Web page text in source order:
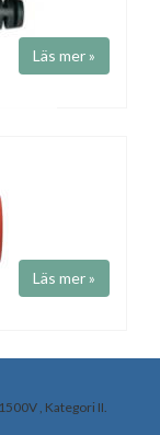
2.5 mm².
3mΩ.
Läs mer »
, Kategori II.
Läs mer »